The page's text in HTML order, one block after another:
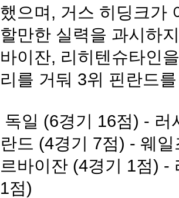
했으며, 거스 히딩크가
할만한 실력을 과시하
바이잔, 리히텐슈타인
리를 거둬 3위 핀란드
독일 (6경기 16점) -
란드 (4경기 7점) - 웨
르바이잔 (4경기 1점) -
1점)